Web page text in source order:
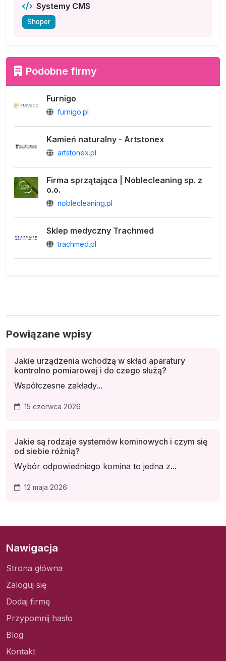
Systemy CMS
Shoper
Podobne firmy
Furnigo
furnigo.pl
Kamień naturalny - Artstonex
artstonex.pl
Firma sprzątająca | Noblecleaning sp. z
o.o.
noblecleaning.pl
Sklep medyczny Trachmed
trachmed.pl
Powiązane wpisy
Jakie urządzenia wchodzą w skład aparatury
kontrolno pomiarowej i do czego służą?
Współczesne zakłady...
15 czerwca 2026
Jakie są rodzaje systemów kominowych i czym się
od siebie różnią?
Wybór odpowiedniego komina to jedna z...
12 maja 2026
Nawigacja
Strona główna
Zaloguj się
Dodaj firmę
Przypomnij hasło
Blog
Kontakt